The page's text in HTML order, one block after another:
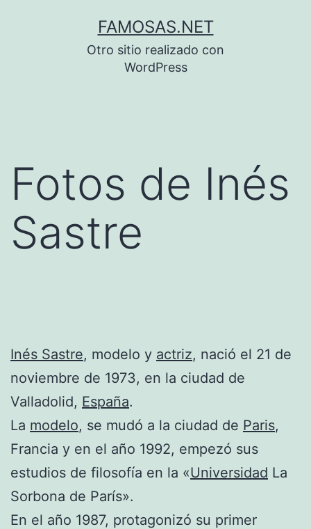
FAMOSAS.NET
Otro sitio realizado con
WordPress
Fotos de Inés
Sastre
Inés Sastre, modelo y actriz, nació el 21 de
noviembre de 1973, en la ciudad de
Valladolid, España.
La modelo, se mudó a la ciudad de Paris,
Francia y en el año 1992, empezó sus
estudios de filosofía en la «Universidad La
Sorbona de París».
En el año 1987, protagonizó su primer